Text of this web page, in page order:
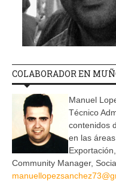
COLABORADOR EN
Manuel
Técnico
contenidos
en las
Community Manager,